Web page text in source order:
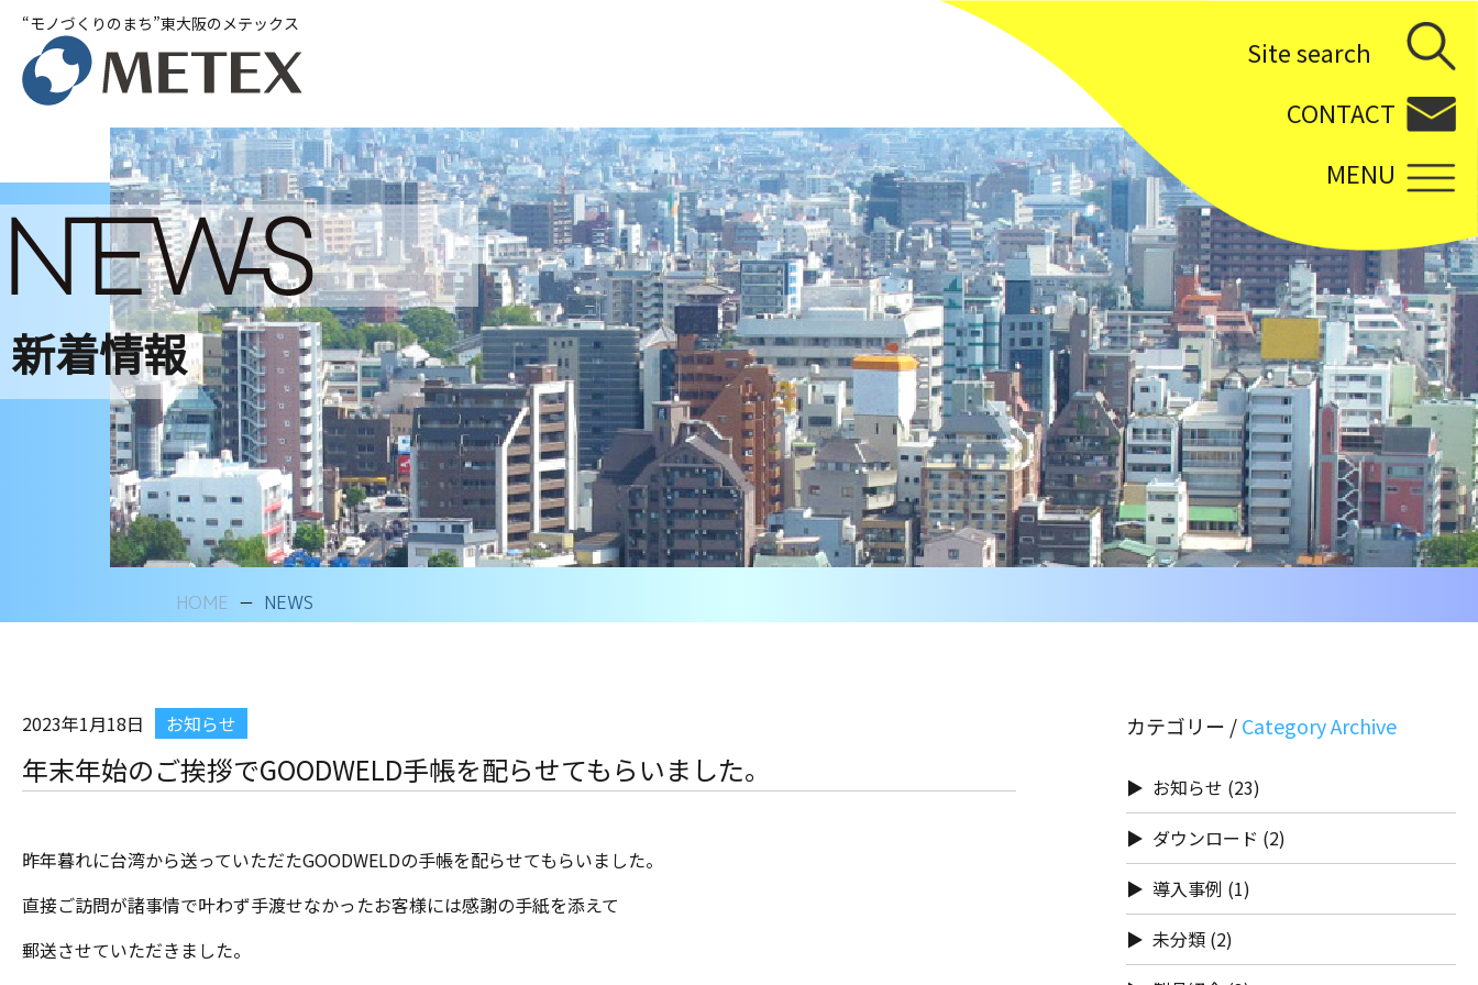
“モノづくりのまち”東大阪のメテックス
Site search
CONTACT
MENU
新着情報
HOME NEWS
2023年1月18日 お知らせ
年末年始のご挨拶でGOODWELD手帳を配らせてもらいました。
昨年暮れに台湾から送っていただたGOODWELDの手帳を配らせてもらいました。
直接ご訪問が諸事情で叶わず手渡せなかったお客様には感謝の手紙を添えて
郵送させていただきました。
カテゴリー /
お知らせ (23)
ダウンロード (2)
導入事例 (1)
未分類 (2)